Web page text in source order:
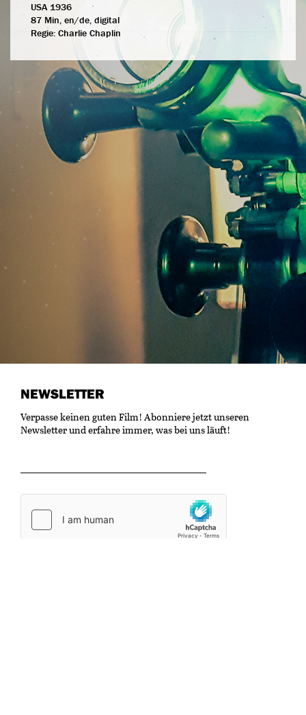
USA 1936
87 Min, en/de, digital
Regie: Charlie Chaplin
NEWSLETTER
Verpasse keinen guten Film! Abonniere jetzt unseren
Newsletter und erfahre immer, was bei uns läuft!